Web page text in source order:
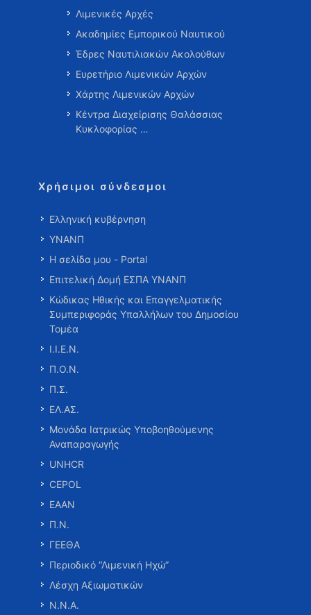
Λιμενικές Αρχές
Ακαδημίες Εμπορικού Ναυτικού
Έδρες Ναυτιλιακών Ακολούθων
Ευρετήριο Λιμενικών Αρχών
Χάρτης Λιμενικών Αρχών
Κέντρα Διαχείρισης Θαλάσσιας
Κυκλοφορίας …
Χρήσιμοι σύνδεσμοι
Ελληνική κυβέρνηση
ΥΝΑΝΠ
Η σελίδα μου - Portal
Επιτελική Δομή ΕΣΠΑ ΥΝΑΝΠ
Κώδικας Ηθικής και Επαγγελματικής
Συμπεριφοράς Υπαλλήλων του Δημοσίου
Τομέα
Ι.Ι.Ε.Ν.
Π.Ο.Ν.
Π.Σ.
ΕΛ.ΑΣ.
Μονάδα Ιατρικώς Υποβοηθούμενης
Αναπαραγωγής
UNHCR
CEPOL
ΕΑΑΝ
Π.Ν.
ΓΕΕΘΑ
Περιοδικό “Λιμενική Ηχώ”
Λέσχη Αξιωματικών
Ν.Ν.Α.